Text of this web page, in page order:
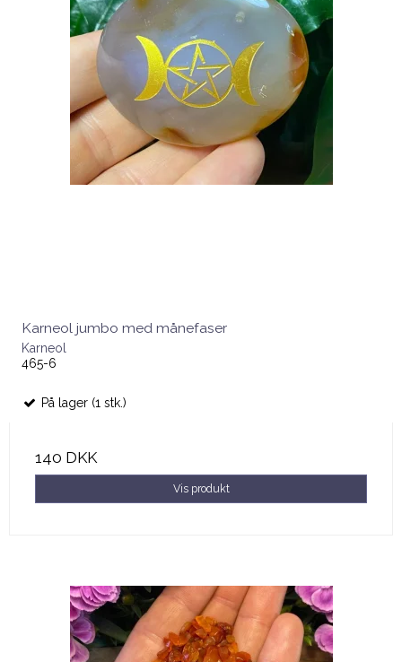
Karneol jumbo med månefaser
Karneol
465-6
På lager (1 stk.)
140 DKK
Vis produkt